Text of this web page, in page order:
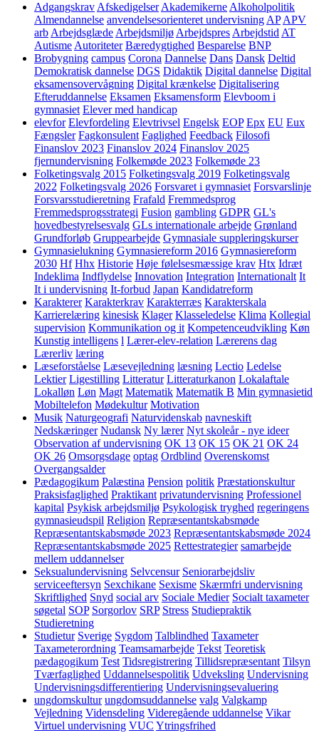
Adgangskrav Afskedigelser Akademikerne Alkoholpolitik
Almendannelse anvendelsesorienteret undervisning AP APV
arb Arbejdsglæde Arbejdsmiljø Arbejdspres Arbejdstid AT
Autisme Autoriteter Bæredygtighed Besparelse BNP
Brobygning campus Corona Dannelse Dans Dansk Deltid
Demokratisk dannelse DGS Didaktik Digital dannelse Digital
eksamensovervågning Digital krænkelse Digitalisering
Efteruddannelse Eksamen Eksamensform Elevboom i
gymnasiet Elever med handicap
elevfor Elevfordeling Elevtrivsel Engelsk EOP Epx EU Eux
Fængsler Fagkonsulent Faglighed Feedback Filosofi
Finanslov 2023 Finanslov 2024 Finanslov 2025
fjernundervisning Folkemøde 2023 Folkemøde 23
Folketingsvalg 2015 Folketingsvalg 2019 Folketingsvalg
2022 Folketingsvalg 2026 Forsvaret i gymnasiet Forsvarslinje
Forsvarsstudieretning Frafald Fremmedsprog
Fremmedsprogsstrategi Fusion gambling GDPR GL's
hovedbestyrelsesvalg GLs internationale arbejde Grønland
Grundforløb Gruppearbejde Gymnasiale suppleringskurser
Gymnasielukning Gymnasiereform 2016 Gymnasiereform
2030 Hf Hhx Historie Høje følelsesmæssige krav Htx Idræt
Indeklima Indflydelse Innovation Integration Internationalt It
It i undervisning It-forbud Japan Kandidatreform
Karakterer Karakterkrav Karakterræs Karakterskala
Karrierelæring kinesisk Klager Klasseledelse Klima Kollegial
supervision Kommunikation og it Kompetenceudvikling Køn
Kunstig intelligens l Lærer-elev-relation Lærerens dag
Lærerliv læring
Læseforståelse Læsevejledning læsning Lectio Ledelse
Lektier Ligestilling Litteratur Litteraturkanon Lokalaftale
Lokalløn Løn Magt Matematik Matematik B Min gymnasietid
Mobiltelefon Mødekultur Motivation
Musik Naturgeografi Naturvidenskab navneskift
Nedskæringer Nudansk Ny lærer Nyt skoleår - nye ideer
Observation af undervisning OK 13 OK 15 OK 21 OK 24
OK 26 Omsorgsdage optag Ordblind Overenskomst
Overgangsalder
Pædagogikum Palæstina Pension politik Præstationskultur
Praksisfaglighed Praktikant privatundervisning Professionel
kapital Psykisk arbejdsmiljø Psykologisk tryghed regeringens
gymnasieudspil Religion Repræsentantskabsmøde
Repræsentantskabsmøde 2023 Repræsentantskabsmøde 2024
Repræsentantskabsmøde 2025 Rettestrategier samarbejde
mellem uddannelser
Seksualundervisning Selvcensur Seniorarbejdsliv
serviceeftersyn Sexchikane Sexisme Skærmfri undervisning
Skriftlighed Snyd social arv Sociale Medier Socialt taxameter
søgetal SOP Sorgorlov SRP Stress Studiepraktik
Studieretning
Studietur Sverige Sygdom Talblindhed Taxameter
Taxameterordning Teamsamarbejde Tekst Teoretisk
pædagogikum Test Tidsregistrering Tillidsrepræsentant Tilsyn
Tværfaglighed Uddannelsespolitik Udveksling Undervisning
Undervisningsdifferentiering Undervisningsevaluering
ungdomskultur ungdomsuddannelse valg Valgkamp
Vejledning Vidensdeling Videregående uddannelse Vikar
Virtuel undervisning VUC Ytringsfrihed